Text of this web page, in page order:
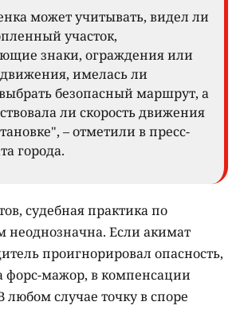
может учитывать, видел ли
участок,
знаки, ограждения или
имелась ли
безопасный маршрут, а
ли скорость движения
– отметили в пресс-
города.
судебная практика по
Если акимат
проигнорировал опасность,
форс-мажор, в компенсации
любом случае точку в споре